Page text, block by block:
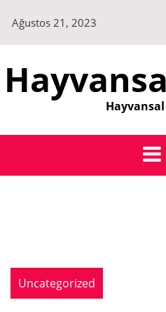
content
Ağustos 21, 2023
Hayvansal
Uncategorized